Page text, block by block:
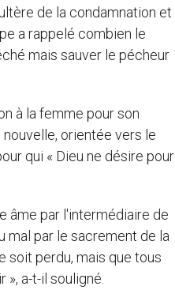
de la condamnation et
a rappelé combien le
mais sauver le pécheur
à la femme pour son
orientée vers le
qui « Dieu ne désire pour
âme par l'intermédiaire de
mal par le sacrement de la
soit perdu, mais que tous
a-t-il souligné.